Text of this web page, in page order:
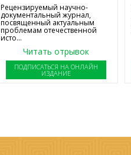
Рецензируемый научно-
документальный журнал,
посвященный актуальным
проблемам отечественной
исто...
Читать отрывок
ПОДПИСАТЬСЯ НА ОНЛАЙН
ИЗДАНИЕ